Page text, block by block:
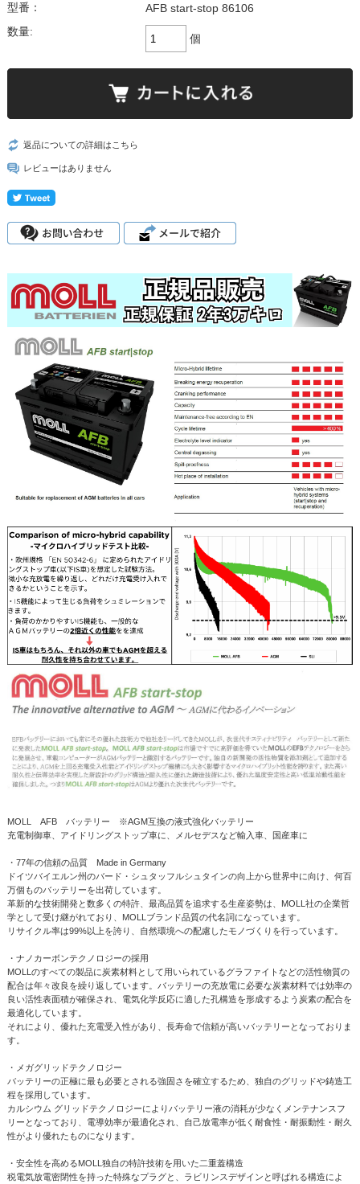
型番：
AFB start-stop 86106
数量:
個
返品についての詳細はこちら
レビューはありません
MOLL AFB バッテリー ※AGM互換の液式強化バッテリー
充電制御車、アイドリングストップ車に、メルセデスなど輸入車、国産車に
・77年の信頼の品質 Made in Germany
ドイツバイエルン州のバード・シュタッフルシュタインの向上から世界中に向け、何百
万個ものバッテリーを出荷しています。
革新的な技術開発と数多くの特許、最高品質を追求する生産姿勢は、MOLL社の企業哲
学として受け継がれており、MOLLブランド品質の代名詞になっています。
リサイクル率は99%以上を誇り、自然環境への配慮したモノづくりを行っています。
・ナノカーボンテクノロジーの採用
MOLLのすべての製品に炭素材料として用いられているグラファイトなどの活性物質の
配合は年々改良を繰り返しています。バッテリーの充放電に必要な炭素材料では効率の
良い活性表面積が確保され、電気化学反応に適した孔構造を形成するよう炭素の配合を
最適化しています。
それにより、優れた充電受入性があり、長寿命で信頼が高いバッテリーとなっておりま
す。
・メガグリッドテクノロジー
バッテリーの正極に最も必要とされる強固さを確立するため、独自のグリッドや鋳造工
程を採用しています。
カルシウム グリッドテクノロジーによりバッテリー液の消耗が少なくメンテナンスフ
リーとなっており、電導効率が最適化され、自己放電率が低く耐食性・耐振動性・耐久
性がより優れたものになります。
・安全性を高めるMOLL独自の特許技術を用いた二重蓋構造
税電気放電密閉性を持った特殊なプラグと、ラビリンスデザインと呼ばれる構造によ